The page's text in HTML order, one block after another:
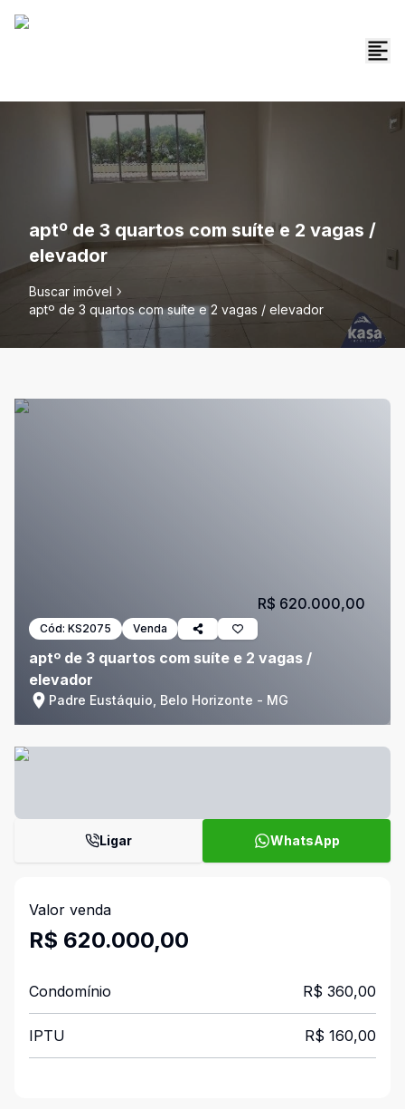
aptº de 3 quartos com suíte e 2 vagas /
elevador
Buscar imóvel
aptº de 3 quartos com suíte e 2 vagas / elevador
Cód: KS2075 Venda
aptº de 3 quartos com suíte e 2 vagas /
elevador
Padre Eustáquio, Belo Horizonte - MG
R$ 620.000,00
Ligar WhatsApp
Valor venda
R$ 620.000,00
Condomínio R$ 360,00
IPTU R$ 160,00